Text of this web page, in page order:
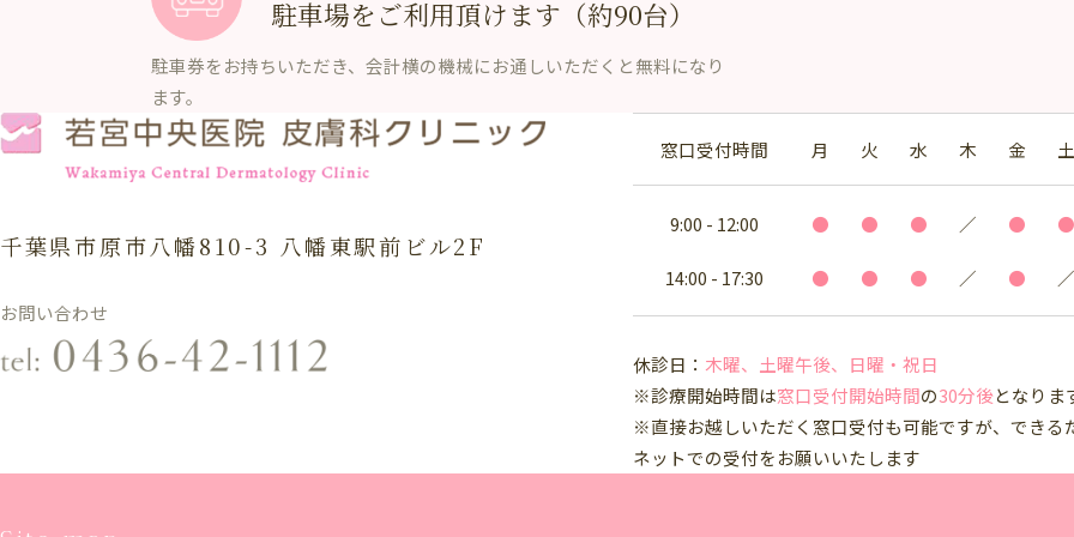
駐車場をご利用頂けます（約90台）
駐車券をお持ちいただき、会計横の機械にお通しいただくと無料になり
ます。
千葉県市原市八幡810-3 八幡東駅前ビル2F
お問い合わせ
窓口受付時間 月 火 水 木 金 土
9:00 - 12:00 ● ● ● ／ ● ●
14:00 - 17:30 ● ● ● ／ ● ／
休診日： 木曜、土曜午後、日曜・祝日
※診療開始時間は窓口受付開始時間の30分後となりま
※直接お越しいただく窓口受付も可能ですが、できる
ネットでの受付をお願いいたします